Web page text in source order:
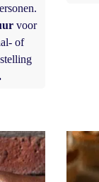
voor
of